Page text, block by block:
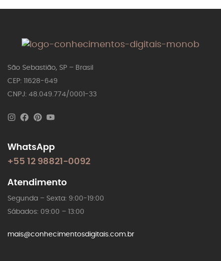
São Sebastião, SP – Brasil
CEP: 11628-649
CNPJ: 48.049.774/0001-33
WhatsApp
+55 12 98821-0092
Atendimento
Segunda – Sexta: 9:00-19:00
Sábados: 09:00 – 13:00
mais@conhecimentosdigitais.com.br